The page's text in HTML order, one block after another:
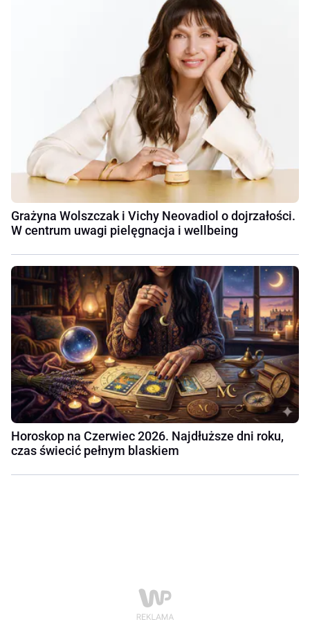
Grażyna Wolszczak i Vichy Neovadiol o dojrzałości.
W centrum uwagi pielęgnacja i wellbeing
Horoskop na Czerwiec 2026. Najdłuższe dni roku,
czas świecić pełnym blaskiem